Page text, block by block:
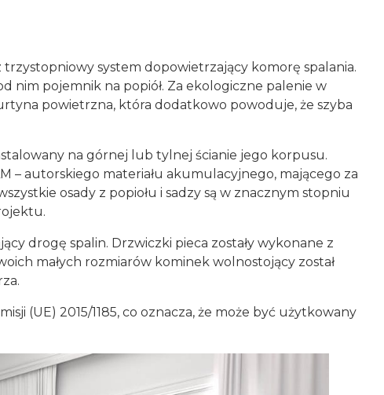
system dopowietrzający komorę spalania.
nim pojemnik na popiół. Za ekologiczne palenie w
powietrzna, która dodatkowo powoduje, że szyba
na górnej lub tylnej ścianie jego korpusu.
– autorskiego materiału akumulacyjnego, mającego za
osady z popiołu i sadzy są w znacznym stopniu
drogę spalin. Drzwiczki pieca zostały wykonane z
małych rozmiarów kominek wolnostojący został
(UE) 2015/1185, co oznacza, że może być użytkowany